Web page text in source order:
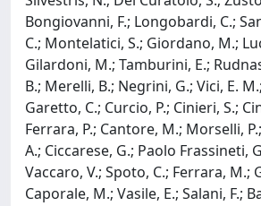
Bongiovanni, F.; Longobardi, C.;
C.; Montelatici, S.; Giordano, M.;
Gilardoni, M.; Tamburini, E.;
B.; Merelli, B.; Negrini, G.; Vici, E.
Garetto, C.; Curcio, P.; Cinieri, S.;
Ferrara, P.; Cantore, M.; Morselli,
A.; Ciccarese, G.; Paolo Frassineti,
Vaccaro, V.; Spoto, C.; Ferrara, M.;
Caporale, M.; Vasile, E.; Salani, F.;